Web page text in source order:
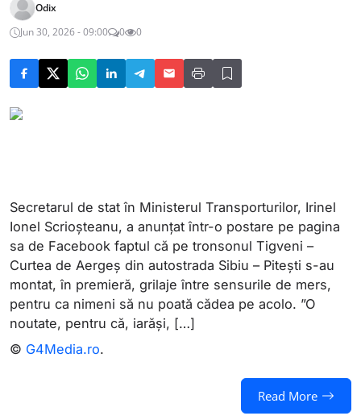
Odix
Jun 30, 2026 - 09:00
0 0
Secretarul de stat în Ministerul Transporturilor, Irinel
Ionel Scrioșteanu, a anunțat într-o postare pe pagina
sa de Facebook faptul că pe tronsonul Tigveni –
Curtea de Aergeș din autostrada Sibiu – Pitești s-au
montat, în premieră, grilaje între sensurile de mers,
pentru ca nimeni să nu poată cădea pe acolo. ”O
noutate, pentru că, iarăși, […]
© G4Media.ro.
Read More